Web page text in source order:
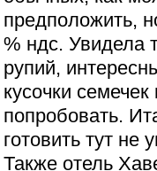
предположить,
% ндс. Увидела
рупий,
кусочки
попробовать.
готовить тут не
Также отель